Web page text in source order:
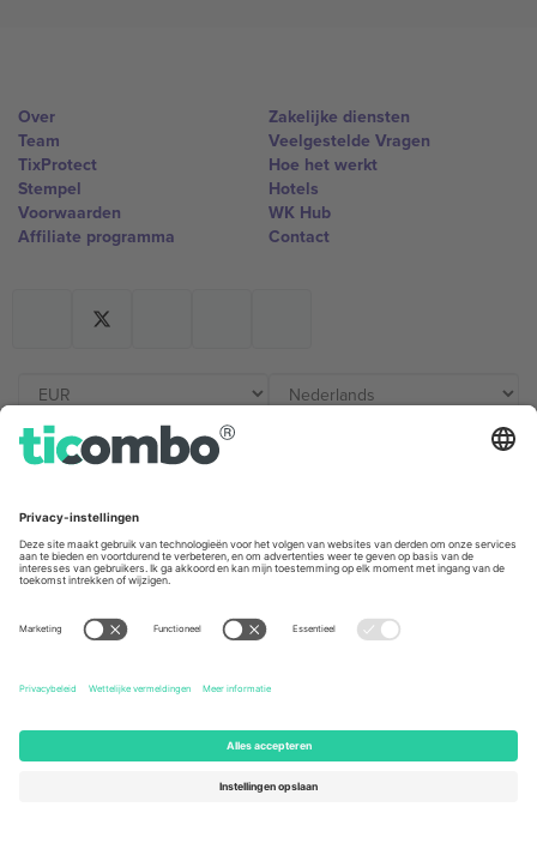
Over
Team
TixProtect
Stempel
Voorwaarden
Affiliate programma
Zakelijke diensten
Veelgestelde Vragen
Hoe het werkt
Hotels
WK Hub
Contact
Unter den Linden 24, 10117
Berlin, Germany
167 City Road, London, Greater
131 Continental Dr, Suite 305,
Newark, Delaware 19713, United
Engelberg, Switzerland